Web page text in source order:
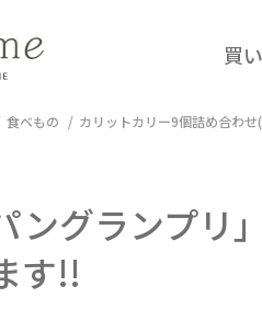
買
食べもの カリットカリー9個詰め合わ
ングランプ
す!!